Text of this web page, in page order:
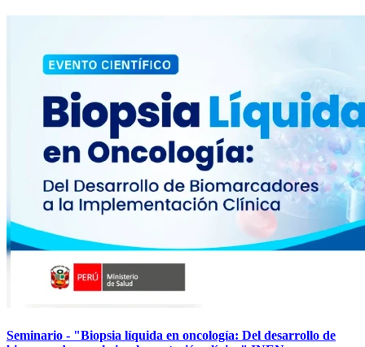
Seminario - "Biopsia líquida en oncología: Del desarrollo de